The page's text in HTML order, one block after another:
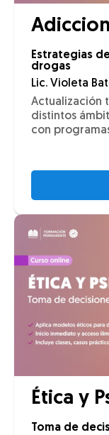
Estrategias
drogas
Lic. Violeta
Actualización
distintos
con
Ética y
Toma de